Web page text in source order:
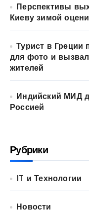
Перспективы
Киеву зимой
Турист в
для фото и
жителей
Индийский МИД
Россией
Рубрики
IT и Технологии
Новости